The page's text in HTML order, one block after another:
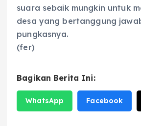
suara sebaik mungkin untuk
desa yang bertanggung
pungkasnya.
(fer)
Bagikan Berita Ini:
WhatsApp Facebook